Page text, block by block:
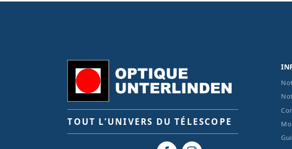
TOUT L’UNIVERS DU TÉLESCOPE